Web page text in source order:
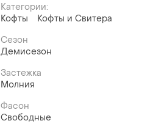
Категории:
Кофты
Кофты и Свитера
Сезон
Демисезон
Застежка
Молния
Фасон
Свободные